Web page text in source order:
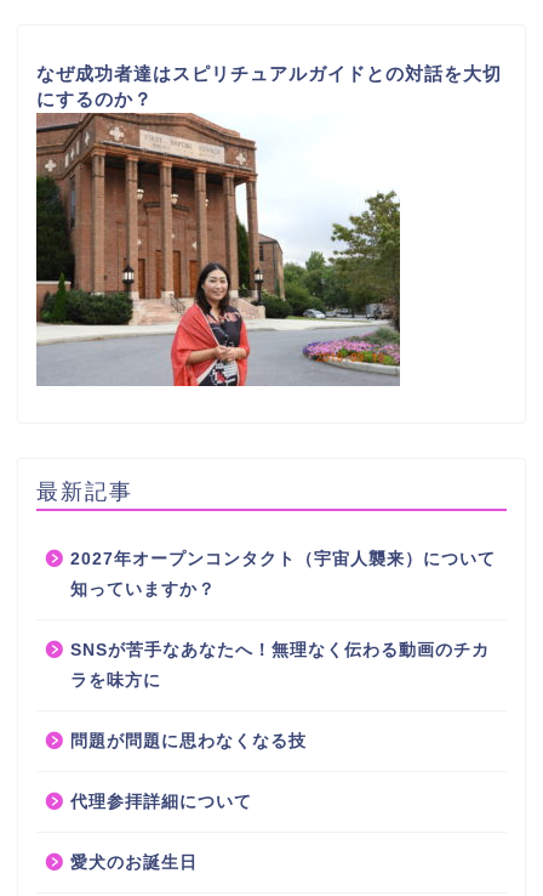
なぜ成功者達はスピリチュアルガイドとの対話を大切
にするのか？
最新記事
2027年オープンコンタクト（宇宙人襲来）について
知っていますか？
SNSが苦手なあなたへ！無理なく伝わる動画のチカ
ラを味方に
問題が問題に思わなくなる技
代理参拝詳細について
愛犬のお誕生日